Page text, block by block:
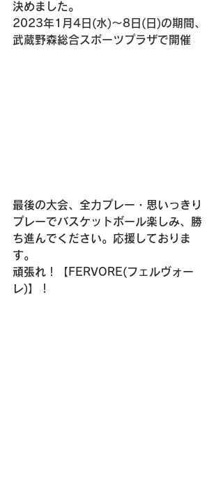
決めました。
2023年1月4日(水)～8日(日)の期間、
武蔵野森総合スポーツプラザで開催
最後の大会、全力プレー・思いっきり
プレーでバスケットボール楽しみ、勝
ち進んでください。応援しておりま
す。
頑張れ！【FERVORE(フェルヴォー
レ)】！